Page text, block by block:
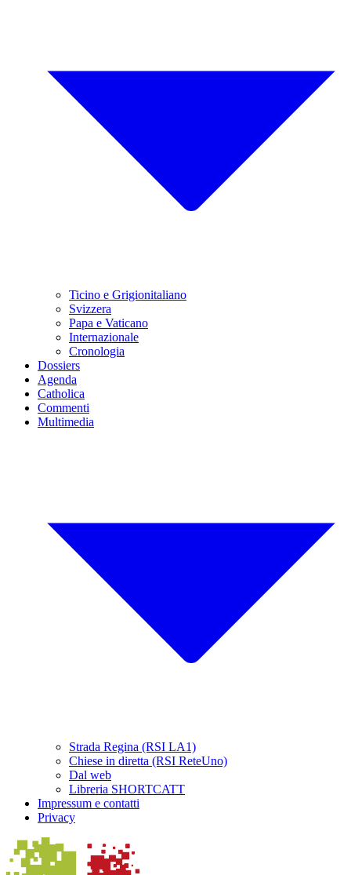
Ticino e Grigionitaliano
Svizzera
Papa e Vaticano
Internazionale
Cronologia
Dossiers
Agenda
Catholica
Commenti
Multimedia
Strada Regina (RSI LA1)
Chiese in diretta (RSI ReteUno)
Dal web
Libreria SHORTCATT
Impressum e contatti
Privacy